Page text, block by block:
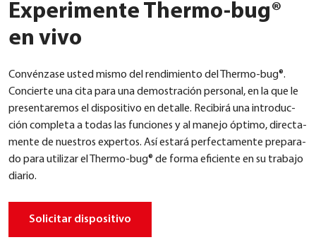
Experimente Thermo-bug®
en vivo
Con­vénza­se usted mis­mo del ren­di­mi­en­to del Ther­mo-bug®.
Con­cier­te una cita para una demo­stra­ción per­so­nal, en la que le
pre­sen­ta­re­mos el dis­po­si­tivo en detal­le. Reci­birá una intro­duc­
ción com­ple­ta a todas las fun­cio­nes y al mane­jo ópti­mo, direc­ta­
men­te de nues­tros exper­tos. Así estará per­fec­ta­men­te pre­pa­ra­
do para uti­li­zar el Ther­mo-bug® de for­ma efi­ci­en­te en su tra­ba­jo
dia­rio.
Soli­ci­tar dis­po­si­tivo